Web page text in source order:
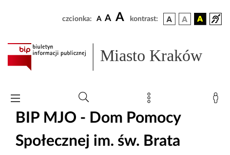
czcionka: A A A kontrast:
Miasto Kraków
BIP MJO - Dom Pomocy
Społecznej im. św. Brata